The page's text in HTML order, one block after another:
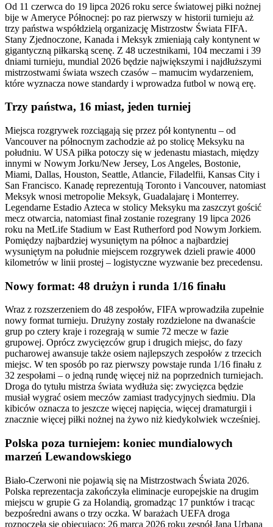
Od 11 czerwca do 19 lipca 2026 roku serce światowej piłki nożnej
bije w Ameryce Północnej: po raz pierwszy w historii turnieju aż
trzy państwa współdzielą organizację Mistrzostw Świata FIFA.
Stany Zjednoczone, Kanada i Meksyk zmieniają cały kontynent w
gigantyczną piłkarską scenę. Z 48 uczestnikami, 104 meczami i 39
dniami turnieju, mundial 2026 będzie największymi i najdłuższymi
mistrzostwami świata wszech czasów – mamucim wydarzeniem,
które wyznacza nowe standardy i wprowadza futbol w nową erę.
Trzy państwa, 16 miast, jeden turniej
Miejsca rozgrywek rozciągają się przez pół kontynentu – od
Vancouver na północnym zachodzie aż po stolicę Meksyku na
południu. W USA piłka potoczy się w jedenastu miastach, między
innymi w Nowym Jorku/New Jersey, Los Angeles, Bostonie,
Miami, Dallas, Houston, Seattle, Atlancie, Filadelfii, Kansas City i
San Francisco. Kanadę reprezentują Toronto i Vancouver, natomiast
Meksyk wnosi metropolie Meksyk, Guadalajarę i Monterrey.
Legendarne Estadio Azteca w stolicy Meksyku ma zaszczyt gościć
mecz otwarcia, natomiast finał zostanie rozegrany 19 lipca 2026
roku na MetLife Stadium w East Rutherford pod Nowym Jorkiem.
Pomiędzy najbardziej wysuniętym na północ a najbardziej
wysuniętym na południe miejscem rozgrywek dzieli prawie 4000
kilometrów w linii prostej – logistyczne wyzwanie bez precedensu.
Nowy format: 48 drużyn i runda 1/16 finału
Wraz z rozszerzeniem do 48 zespołów, FIFA wprowadziła zupełnie
nowy format turnieju. Drużyny zostały rozdzielone na dwanaście
grup po cztery kraje i rozegrają w sumie 72 mecze w fazie
grupowej. Oprócz zwycięzców grup i drugich miejsc, do fazy
pucharowej awansuje także osiem najlepszych zespołów z trzecich
miejsc. W ten sposób po raz pierwszy powstaje runda 1/16 finału z
32 zespołami – o jedną rundę więcej niż na poprzednich turniejach.
Droga do tytułu mistrza świata wydłuża się: zwycięzca będzie
musiał wygrać osiem meczów zamiast tradycyjnych siedmiu. Dla
kibiców oznacza to jeszcze więcej napięcia, więcej dramaturgii i
znacznie więcej piłki nożnej na żywo niż kiedykolwiek wcześniej.
Polska poza turniejem: koniec mundialowych
marzeń Lewandowskiego
Biało-Czerwoni nie pojawią się na Mistrzostwach Świata 2026.
Polska reprezentacja zakończyła eliminacje europejskie na drugim
miejscu w grupie G za Holandią, gromadząc 17 punktów i tracąc
bezpośredni awans o trzy oczka. W barażach UEFA droga
rozpoczęła się obiecująco: 26 marca 2026 roku zespół Jana Urbana